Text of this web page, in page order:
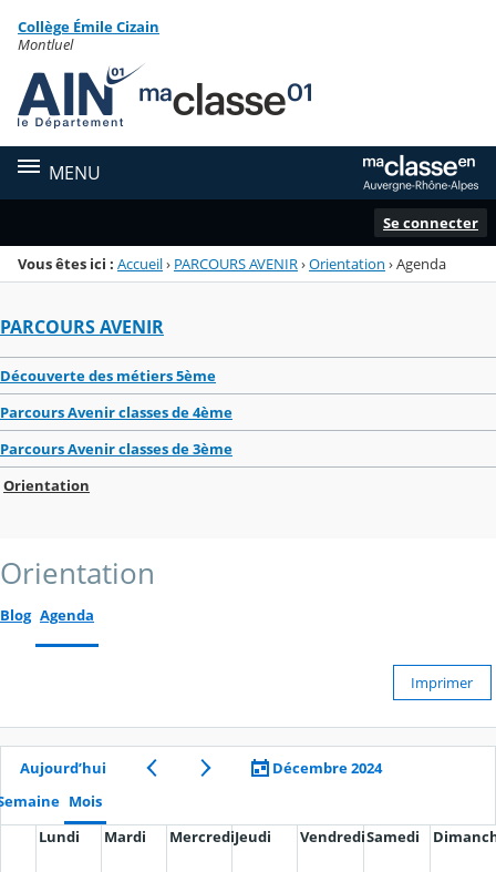
Menu de la rubrique
Contenu
Collège Émile Cizain
Montluel
MENU
Se connecter
Vous êtes ici : Accueil› PARCOURS AVENIR›Orientation ›Agenda
PARCOURS AVENIR
Découverte des métiers 5ème
Parcours Avenir classes de 4ème
Parcours Avenir classes de 3ème
Orientation
Orientation
Blog Agenda
Imprimer
Aujourd’hui
Décembre 2024
Mois
Lundi
Mardi MercrediJeudi VendrediSamedi